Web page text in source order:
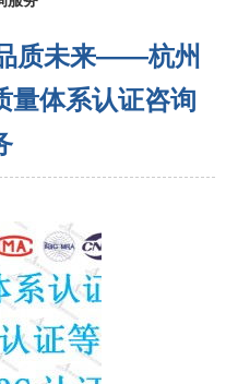
质未来——杭州
量体系认证咨询